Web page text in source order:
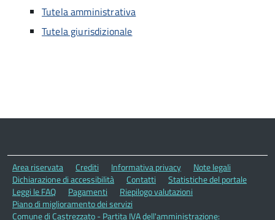
Tutela amministrativa
Tutela giurisdizionale
Area riservata Crediti Informativa privacy
Note legali
Dichiarazione di accessibilità
Contatti
Statistiche del portale
Leggi le FAQ
Pagamenti
Riepilogo valutazioni
Piano di miglioramento dei servizi
Comune di Castrezzato - Partita IVA dell'amministrazione: